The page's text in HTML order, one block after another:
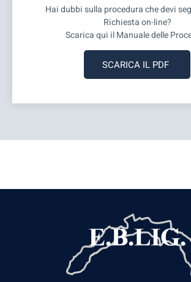
Hai dubbi sulla procedura che devi
Richiesta on-line?
Scarica qui il Manuale delle
SCARICA IL PDF